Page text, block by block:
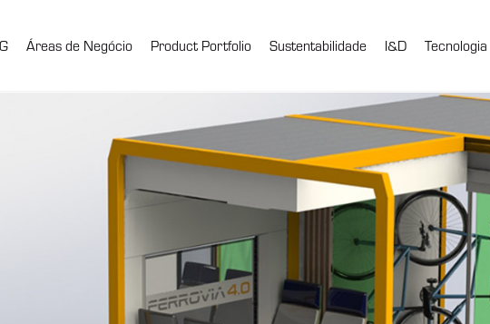
Áreas de Negócio Product Portfolio Sustentabilidade I&D Tecnologia